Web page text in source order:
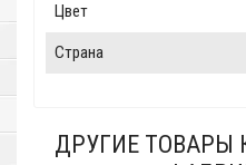
Цвет
Страна
ДРУГИЕ ТОВАРЫ